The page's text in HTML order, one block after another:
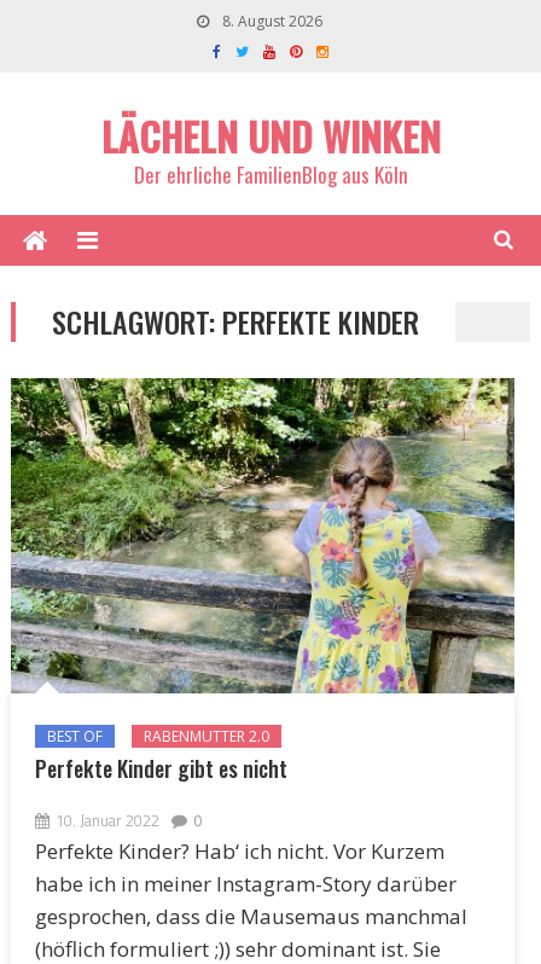
8. August 2026
LÄCHELN UND WINKEN
Der ehrliche FamilienBlog aus Köln
SCHLAGWORT:PERFEKTE KINDER
BEST OF RABENMUTTER 2.0
Perfekte Kinder gibt es nicht
10. Januar 2022 0
Perfekte Kinder? Hab‘ ich nicht. Vor Kurzem
habe ich in meiner Instagram-Story darüber
gesprochen, dass die Mausemaus manchmal
(höflich formuliert ;)) sehr dominant ist. Sie